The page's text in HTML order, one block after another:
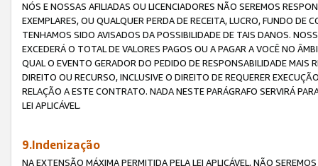
NÓS E NOSSAS AFILIADAS OU LICENCIADORES NÃO SEREMOS
EXEMPLARES, OU QUALQUER PERDA DE RECEITA, LUCRO, FUNDO
TENHAMOS SIDO AVISADOS DA POSSIBILIDADE DE TAIS DANOS.
EXCEDERÁ O TOTAL DE VALORES PAGOS OU A PAGAR A VOCÊ NO
QUAL O EVENTO GERADOR DO PEDIDO DE RESPONSABILIDADE
DIREITO OU RECURSO, INCLUSIVE O DIREITO DE REQUERER
RELAÇÃO A ESTE CONTRATO. NADA NESTE PARÁGRAFO SERVIRÁ
LEI APLICÁVEL.
9.Indenização
NA EXTENSÃO MÁXIMA PERMITIDA PELA LEI APLICÁVEL, NÃO